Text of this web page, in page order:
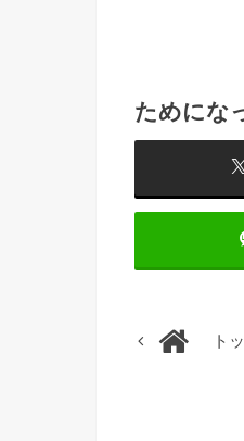
ためにな
ト